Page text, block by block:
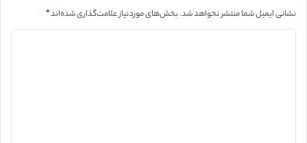
نشانی ایمیل شما منتشر نخواهد شد.بخش‌های موردنیاز علامت‌گذاری شده‌اند*